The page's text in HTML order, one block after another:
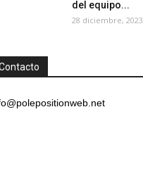
del equipo...
28 diciembre, 2023